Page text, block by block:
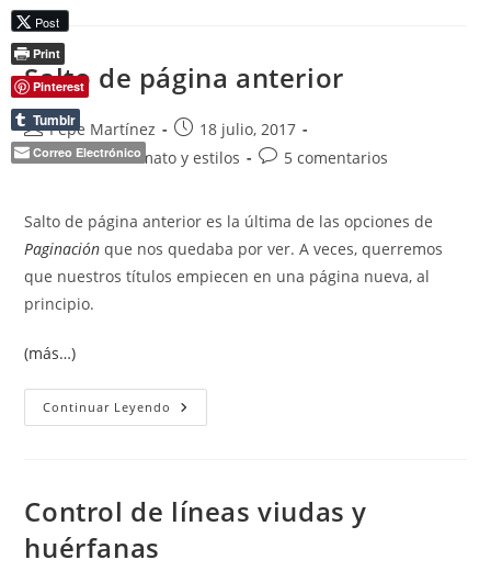
Salto de página anterior
Autor
de
Pepe Martínez
Publicación
de
la
18 julio, 2017
Categoría
entrada:
Diseño / Formato y estilos
Comentarios
entrada:
5 comentarios
Salto de página anterior es la última de las opciones de
Paginación que nos quedaba por ver. A veces, querremos
que nuestros títulos empiecen en una página nueva, al
principio.
(más…)
Continuar Leyendo Salto
De
Control de líneas viudas y
huérfanas
Post
Print
Pinterest
Tumblr
Correo Electrónico